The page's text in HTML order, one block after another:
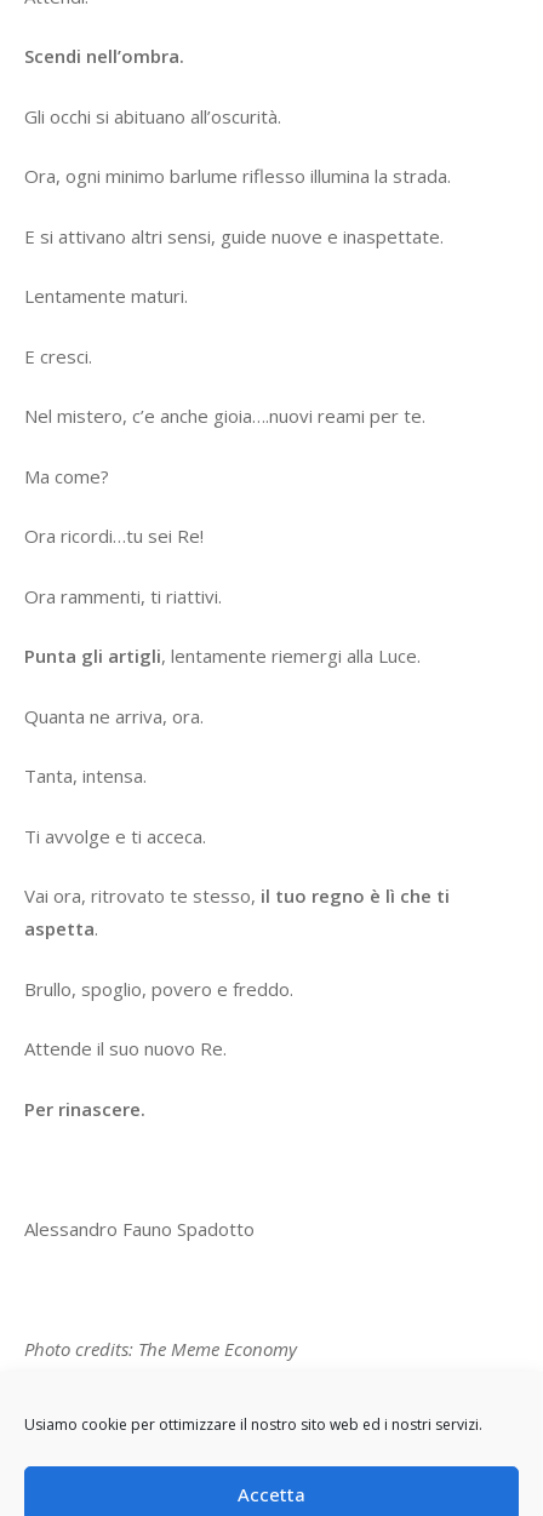
Usiamo cookie per ottimizzare il nostro sito web ed i nostri servizi.
Accetta
Scendi nell’ombra.
Gli occhi si abituano all’oscurità.
Ora, ogni minimo barlume riflesso illumina la strada.
E si attivano altri sensi, guide nuove e inaspettate.
Lentamente maturi.
E cresci.
Nel mistero, c’e anche gioia….nuovi reami per te.
Ma come?
Ora ricordi…tu sei Re!
Ora rammenti, ti riattivi.
Punta gli artigli, lentamente riemergi alla Luce.
Quanta ne arriva, ora.
Tanta, intensa.
Ti avvolge e ti acceca.
Vai ora, ritrovato te stesso, il tuo regno è lì che ti
aspetta.
Brullo, spoglio, povero e freddo.
Attende il suo nuovo Re.
Per rinascere.
Alessandro Fauno Spadotto
Photo credits: The Meme Economy